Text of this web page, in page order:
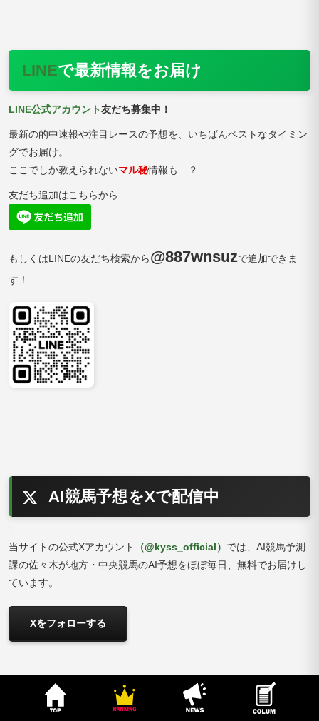
LINEで最新情報をお届け
LINE公式アカウント友だち募集中！
最新の的中速報や注目レースの予想を、いちばんベストなタイミン
グでお届け。
ここでしか教えられないマル秘情報も…？
友だち追加はこちらから
もしくはLINEの友だち検索から@887wnsuzで追加できま
す！
AI競馬予想をXで配信中
当サイトの公式Xアカウント （@kyss_official） では、AI競馬予測
課の佐々木が地方・中央競馬のAI予想をほぼ毎日、無料でお届けし
ています。
Xをフォローする